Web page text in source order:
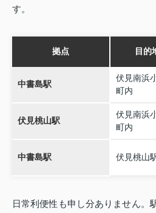
す。
拠点 目的
中書島駅
伏見南浜
町内
伏見桃山駅
伏見南浜
町内
中書島駅 伏見桃山
日常利便性も申し分ありません。